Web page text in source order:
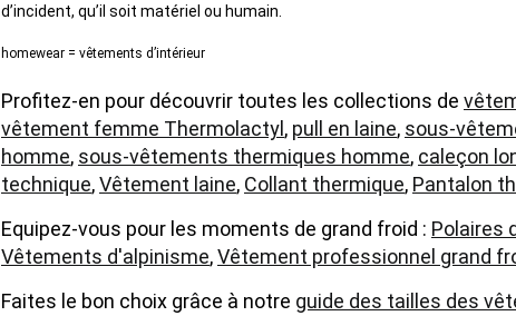
d’incident, qu’il soit matériel ou humain.
homewear = vêtements d’intérieur
Profitez-en pour découvrir toutes les collections de
vêtement femme Thermolactyl , pull en laine, sous-
homme, sous-vêtements thermiques homme, caleçon
technique,Vêtement laine, Collant thermique, Pantalon
Equipez-vous pour les moments de grand froid : Polaires
Vêtements d'alpinisme,Vêtement professionnel grand
Faites le bon choix grâce à notre guide des tailles des